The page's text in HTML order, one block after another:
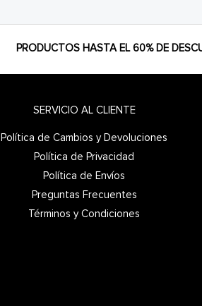
PRODUCTOS HASTA EL 60% DE
SERVICIO AL CLIENTE
Política de Cambios y Devoluciones
Política de Privacidad
Política de Envíos
Preguntas Frecuentes
Términos y Condiciones